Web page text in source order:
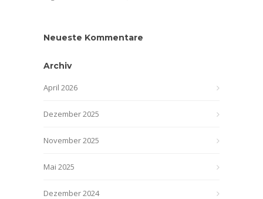
Neueste Kommentare
Archiv
April 2026
Dezember 2025
November 2025
Mai 2025
Dezember 2024